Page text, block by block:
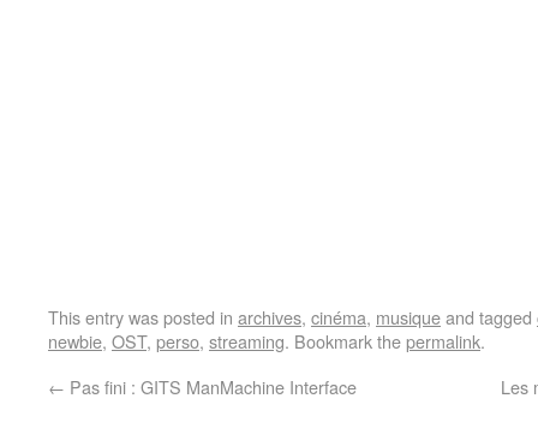
This entry was posted in archives, cinéma, musiqueand tagged
newbie, OST, perso, streaming. Bookmark thepermalink.
← Pas fini : GITS ManMachine Interface Les